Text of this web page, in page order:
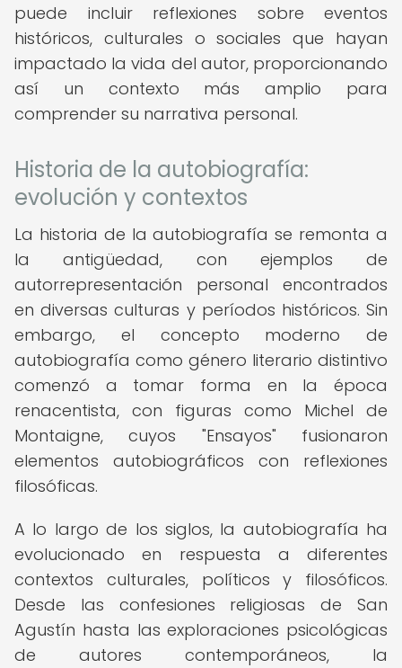
puede incluir reflexiones sobre eventos
históricos, culturales o sociales que hayan
impactado la vida del autor, proporcionando
así un contexto más amplio para
comprender su narrativa personal.
Historia de la autobiografía:
evolución y contextos
La historia de la autobiografía se remonta a
la antigüedad, con ejemplos de
autorrepresentación personal encontrados
en diversas culturas y períodos históricos. Sin
embargo, el concepto moderno de
autobiografía como género literario distintivo
comenzó a tomar forma en la época
renacentista, con figuras como Michel de
Montaigne, cuyos "Ensayos" fusionaron
elementos autobiográficos con reflexiones
filosóficas.
A lo largo de los siglos, la autobiografía ha
evolucionado en respuesta a diferentes
contextos culturales, políticos y filosóficos.
Desde las confesiones religiosas de San
Agustín hasta las exploraciones psicológicas
de autores contemporáneos, la